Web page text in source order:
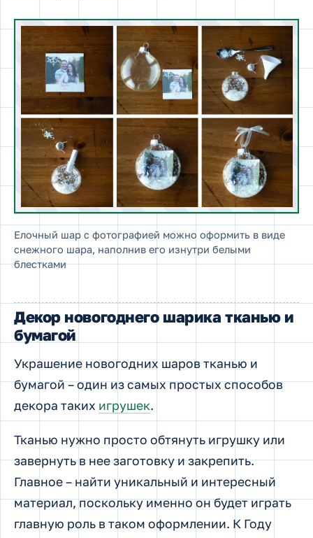
Елочный шар с фотографией можно оформить в виде
снежного шара, наполнив его изнутри белыми
блестками
Декор новогоднего шарика тканью и
бумагой
Украшение новогодних шаров тканью и
бумагой – один из самых простых способов
декора таких игрушек.
Тканью нужно просто обтянуть игрушку или
завернуть в нее заготовку и закрепить.
Главное – найти уникальный и интересный
материал, поскольку именно он будет играть
главную роль в таком оформлении. К Году